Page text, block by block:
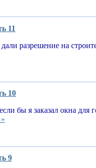
11
разрешение на
10
бы я заказал окна
9